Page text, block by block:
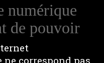
numérique
de pouvoir
correspond pas